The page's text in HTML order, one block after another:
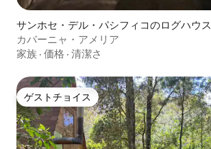
サンホセ・デル・パシフィコのログハウス
カバーニャ・アメリア
家族 · 価格 · 清潔さ
ゲストチョイス
ゲストチョイス